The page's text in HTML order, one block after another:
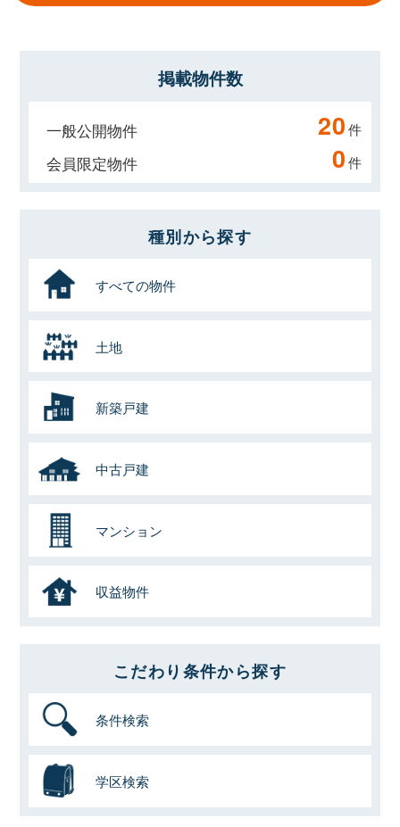
掲載物件数
一般公開物件 20 件
会員限定物件 0 件
種別から探す
すべての物件
土地
新築戸建
中古戸建
マンション
収益物件
こだわり条件から探す
条件検索
学区検索